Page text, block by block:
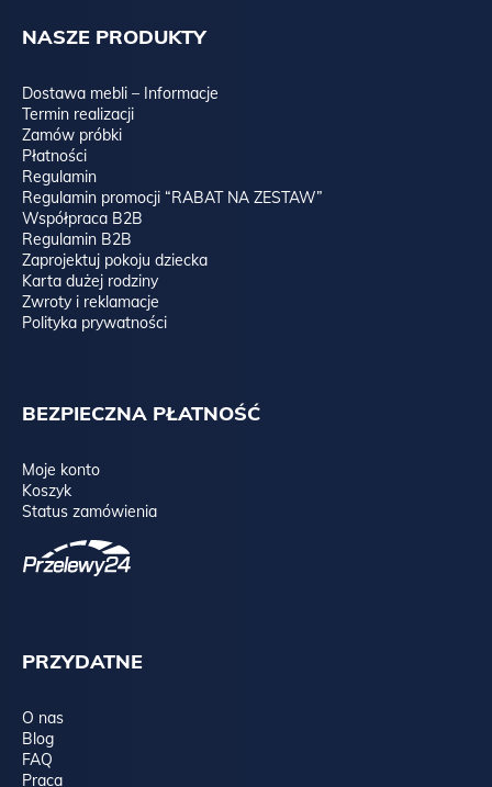
NASZE PRODUKTY
Dostawa mebli – Informacje
Termin realizacji
Zamów próbki
Płatności
Regulamin
Regulamin promocji “RABAT NA ZESTAW”
Współpraca B2B
Regulamin B2B
Zaprojektuj pokoju dziecka
Karta dużej rodziny
Zwroty i reklamacje
Polityka prywatności
BEZPIECZNA PŁATNOŚĆ
Moje konto
Koszyk
Status zamówienia
PRZYDATNE
O nas
Blog
FAQ
Praca